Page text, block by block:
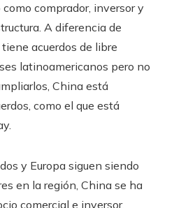
comprador, inversor y
A diferencia de
acuerdos de libre
latinoamericanos pero no
China está
como el que está
y Europa siguen siendo
en la región, China se ha
comercial e inversor,